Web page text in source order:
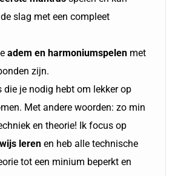
slag met een compleet
adem en harmoniumspelen met
zijn.
die je nodig hebt om lekker op
Met andere woorden: zo min
en theorie! Ik focus op
leren en heb alle technische
tot een minium beperkt en